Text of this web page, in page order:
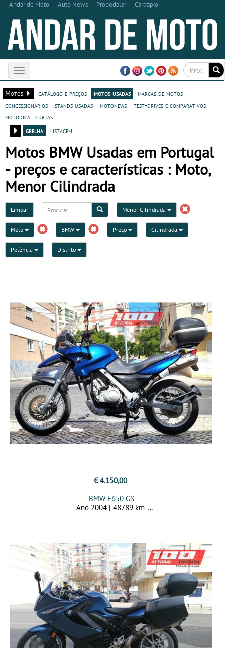
Andar de Moto Auto News Propedalar Cardápio
Toggle
navigation
Motos
catálogo e preços motos usadas
marcas de motos
concessionários
stands usadas motonews
test-drives e comparativos
motodica - curtas
grelha
listagem
Motos BMW Usadas em Portugal
- preços e características : Moto,
Menor Cilindrada
Limpar Menor Cilindrada
Moto BMW Preço Cilindrada
Potência Distrito
€ 4.150,00
BMW F650 GS
Ano 2004 | 48789 km